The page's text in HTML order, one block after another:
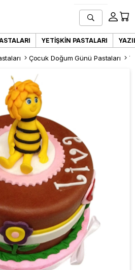
YETIŞKIN PASTALARI
Çocuk Doğum Günü Pastaları